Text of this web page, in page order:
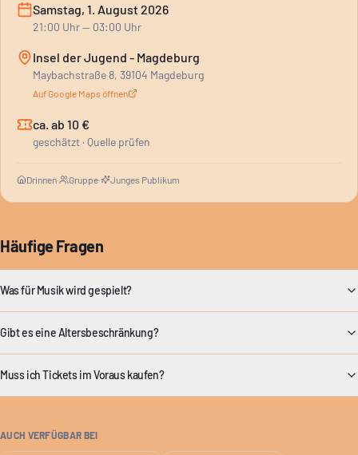
Samstag, 1. August 2026
21:00 Uhr— 03:00 Uhr
Insel der Jugend - Magdeburg
Maybachstraße 8, 39104 Magdeburg
Auf Google Maps öffnen
ca. ab 10 €
geschätzt · Quelle prüfen
Drinnen· Gruppe· Junges Publikum
Häufige Fragen
Was für Musik wird gespielt?
Gibt es eine Altersbeschränkung?
Muss ich Tickets im Voraus kaufen?
AUCH VERFÜGBAR BEI